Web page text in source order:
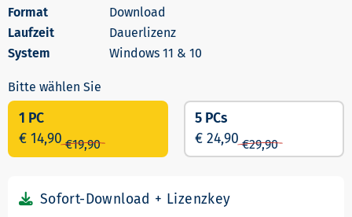
Download
Dauerlizenz
Windows 11 & 10
1 PC
€ 14,90 €19,90
5 PCs
€ 24,90 €29,90